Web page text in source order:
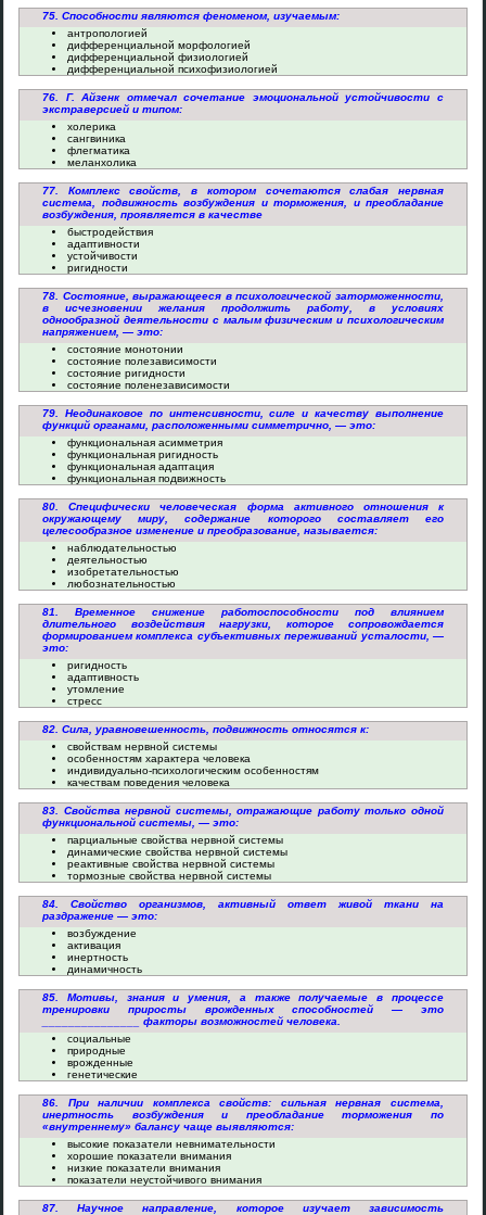
75. Способности являются феноменом, изучаемым:
антропологией
дифференциальной морфологией
дифференциальной физиологией
дифференциальной психофизиологией
76. Г. Айзенк отмечал сочетание эмоциональной устойчивости с
экстраверсией и типом:
холерика
сангвиника
флегматика
меланхолика
77. Комплекс свойств, в котором сочетаются слабая нервная
система, подвижность возбуждения и торможения, и преобладание
возбуждения, проявляется в качестве
быстродействия
адаптивности
устойчивости
ригидности
78. Состояние, выражающееся в психологической заторможенности,
в исчезновении желания продолжить работу, в условиях
однообразной деятельности с малым физическим и психологическим
напряжением, — это:
состояние монотонии
состояние полезависимости
состояние ригидности
состояние поленезависимости
79. Неодинаковое по интенсивности, силе и качеству выполнение
функций органами, расположенными симметрично, — это:
функциональная асимметрия
функциональная ригидность
функциональная адаптация
функциональная подвижность
80. Специфически человеческая форма активного отношения к
окружающему миру, содержание которого составляет его
целесообразное изменение и преобразование, называется:
наблюдательностью
деятельностью
изобретательностью
любознательностью
81. Временное снижение работоспособности под влиянием
длительного воздействия нагрузки, которое сопровождается
формированием комплекса субъективных переживаний усталости, —
это:
ригидность
адаптивность
утомление
стресс
82. Сила, уравновешенность, подвижность относятся к:
свойствам нервной системы
особенностям характера человека
индивидуально-психологическим особенностям
качествам поведения человека
83. Свойства нервной системы, отражающие работу только одной
функциональной системы, — это:
парциальные свойства нервной системы
динамические свойства нервной системы
реактивные свойства нервной системы
тормозные свойства нервной системы
84. Свойство организмов, активный ответ живой ткани на
раздражение — это:
возбуждение
активация
инертность
динамичность
85. Мотивы, знания и умения, а также получаемые в процессе
тренировки приросты врожденных способностей — это
_______________ факторы возможностей человека.
социальные
природные
врожденные
генетические
86. При наличии комплекса свойств: сильная нервная система,
инертность возбуждения и преобладание торможения по
«внутреннему» балансу чаще выявляются:
высокие показатели невнимательности
хорошие показатели внимания
низкие показатели внимания
показатели неустойчивого внимания
87. Научное направление, которое изучает зависимость